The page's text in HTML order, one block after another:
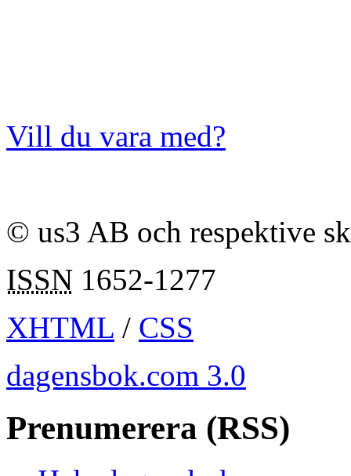
Vill du vara med?
© us3 AB och respektive
ISSN 1652-1277
XHTML / CSS
dagensbok.com 3.0
Prenumerera (RSS)